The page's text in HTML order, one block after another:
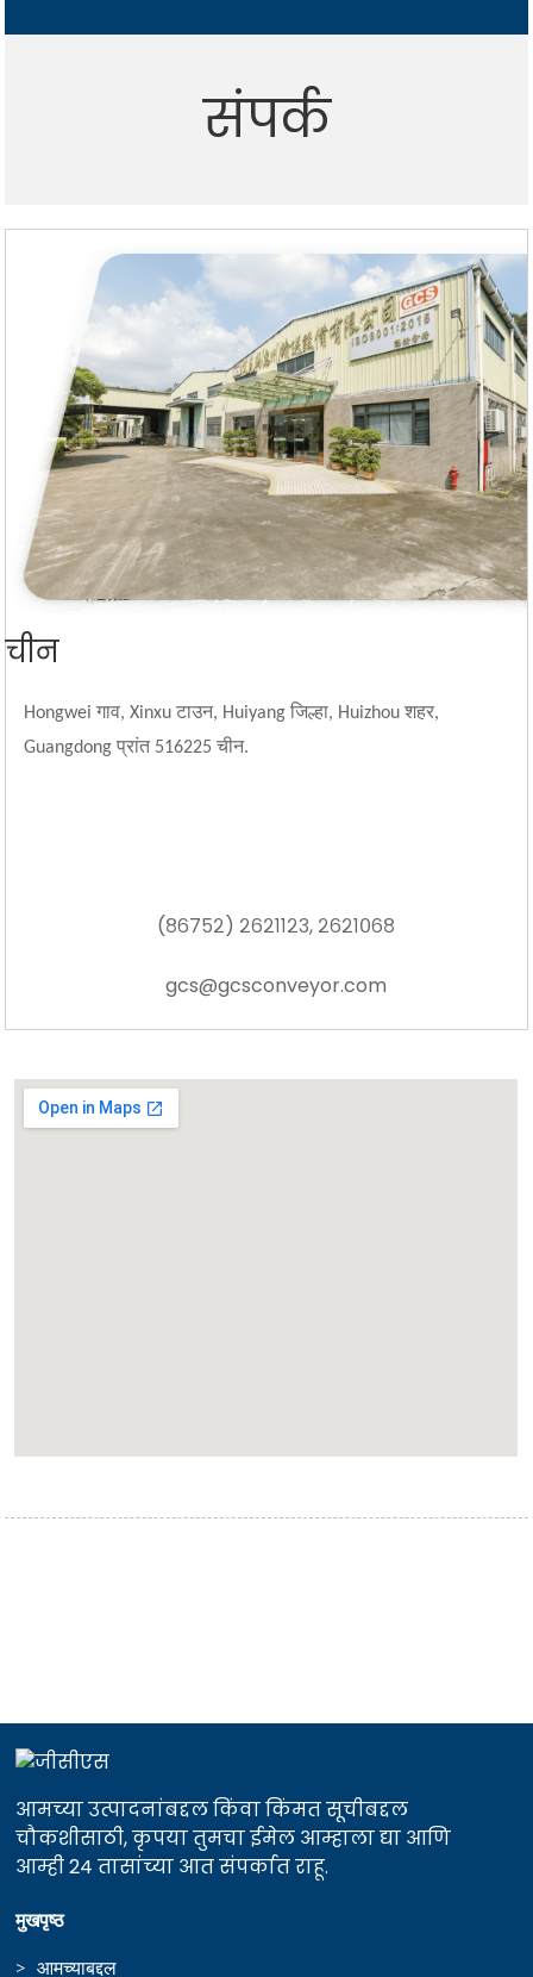
संपर्क
चीन
Hongwei गाव, Xinxu टाउन, Huiyang जिल्हा, Huizhou शहर,
Guangdong प्रांत 516225 चीन.
(८६७५२) २६२११२३, २६२१०६८
gcs@gcsconveyor.com
आमच्या उत्पादनांबद्दल किंवा किंमत सूचीबद्दल
चौकशीसाठी, कृपया तुमचा ईमेल आम्हाला द्या आणि
आम्ही 24 तासांच्या आत संपर्कात राहू.
मुखपृष्ठ
आमच्याबद्दल